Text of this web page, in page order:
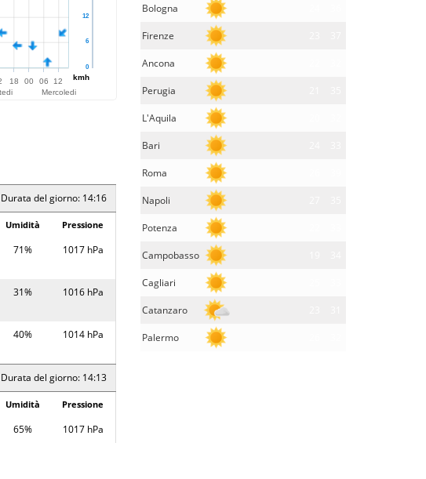
Bologna
Firenze
Ancona
Perugia
L'Aquila
Bari
Roma
Napoli
Potenza
Campobasso
Cagliari
Catanzaro
Palermo
kmh
18 00 06
12
Mercoledi
0
6
12
del giorno: 14:16
Umidità Pressione
71% 1017 hPa
31% 1016 hPa
40% 1014 hPa
del giorno: 14:13
Umidità Pressione
65% 1017 hPa